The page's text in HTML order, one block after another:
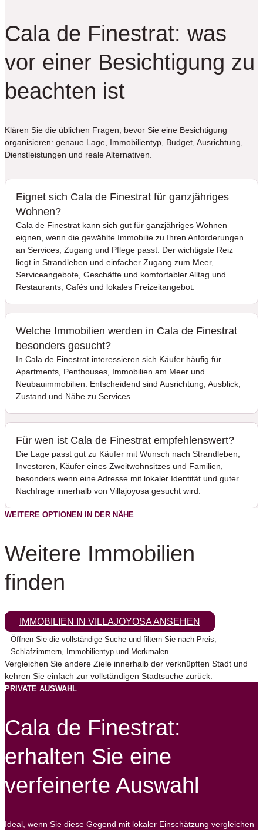
Cala de Finestrat: was
vor einer Besichtigung zu
beachten ist
Klären Sie die üblichen Fragen, bevor Sie eine Besichtigung
organisieren: genaue Lage, Immobilientyp, Budget, Ausrichtung,
Dienstleistungen und reale Alternativen.
Eignet sich Cala de Finestrat für ganzjähriges
Wohnen?
Cala de Finestrat kann sich gut für ganzjähriges Wohnen
eignen, wenn die gewählte Immobilie zu Ihren Anforderungen
an Services, Zugang und Pflege passt. Der wichtigste Reiz
liegt in Strandleben und einfacher Zugang zum Meer,
Serviceangebote, Geschäfte und komfortabler Alltag und
Restaurants, Cafés und lokales Freizeitangebot.
Welche Immobilien werden in Cala de Finestrat
besonders gesucht?
In Cala de Finestrat interessieren sich Käufer häufig für
Apartments, Penthouses, Immobilien am Meer und
Neubauimmobilien. Entscheidend sind Ausrichtung, Ausblick,
Zustand und Nähe zu Services.
Für wen ist Cala de Finestrat empfehlenswert?
Die Lage passt gut zu Käufer mit Wunsch nach Strandleben,
Investoren, Käufer eines Zweitwohnsitzes und Familien,
besonders wenn eine Adresse mit lokaler Identität und guter
Nachfrage innerhalb von Villajoyosa gesucht wird.
WEITERE OPTIONEN IN DER NÄHE
Weitere Immobilien
finden
IMMOBILIEN IN VILLAJOYOSA ANSEHEN
Öffnen Sie die vollständige Suche und filtern Sie nach Preis,
Schlafzimmern, Immobilientyp und Merkmalen.
Vergleichen Sie andere Ziele innerhalb der verknüpften Stadt und
kehren Sie einfach zur vollständigen Stadtsuche zurück.
PRIVATE AUSWAHL
Cala de Finestrat:
erhalten Sie eine
verfeinerte Auswahl
Ideal, wenn Sie diese Gegend mit lokaler Einschätzung vergleichen